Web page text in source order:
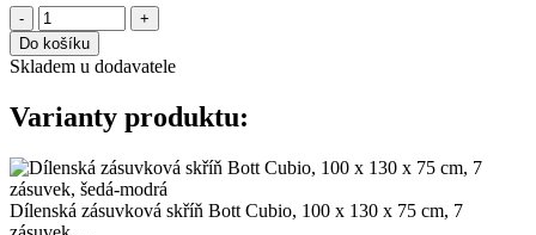
-
+
Do košíku
Skladem u dodavatele
Varianty produktu:
Dílenská zásuvková skříň Bott Cubio, 100 x 130 x 75 cm, 7